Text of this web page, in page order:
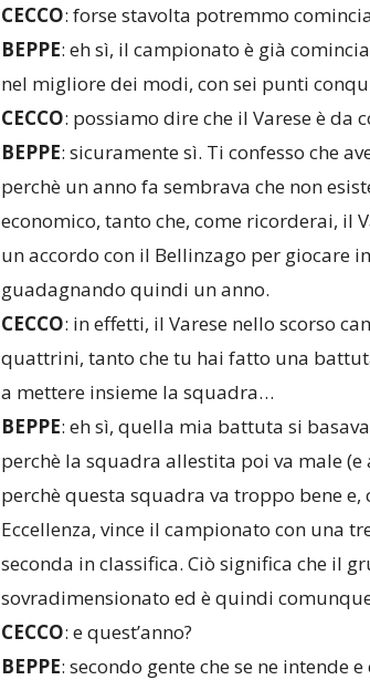
CECCO: forse stavolta potremmo
BEPPE: eh sì, il campionato è già
nel migliore dei modi, con sei punti
CECCO: possiamo dire che il Varese è da
BEPPE: sicuramente sì. Ti confesso che
perchè un anno fa sembrava che non
economico, tanto che, come ricorderai, il
un accordo con il Bellinzago per giocare
guadagnando quindi un anno.
CECCO: in effetti, il Varese nello scorso
quattrini, tanto che tu hai fatto una
a mettere insieme la squadra…
BEPPE: eh sì, quella mia battuta si
perchè la squadra allestita poi va male (e
perchè questa squadra va troppo bene e,
Eccellenza, vince il campionato con una
seconda in classifica. Ciò significa che il
sovradimensionato ed è quindi
CECCO: e quest’anno?
BEPPE: secondo gente che se ne intende